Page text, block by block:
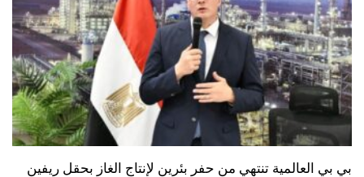
بي بي العالمية تنتهي من حفر بئرين لإنتاج الغاز بحقل ريفين